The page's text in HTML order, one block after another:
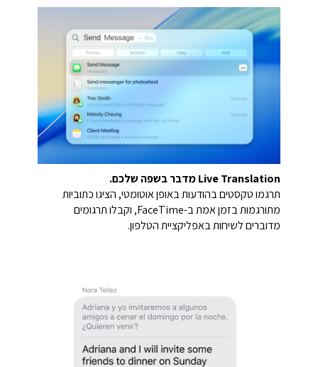
Live Translation מדבר בשפה שלכם.
תרגמו טקסטים בהודעות באופן אוטומטי, הציגו כתוביות
מתורגמות בזמן אמת ב-FaceTime, וקבלו תרגומים
מדוברים לשיחות באפליקציית הטלפון.